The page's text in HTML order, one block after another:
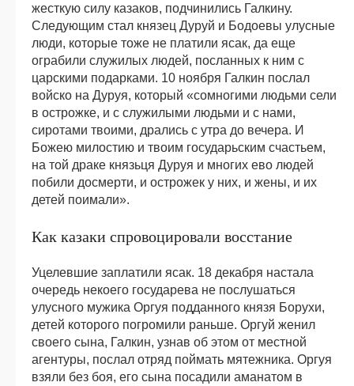
жесткую силу казаков, подчинились Галкину.
Следующим стал князец Дуруй и Бодоевы улусные
люди, которые тоже не платили ясак, да еще
ограбили служилых людей, посланных к ним с
царскими подарками. 10 ноября Галкин послал
войско на Дуруя, который «сомногими людьми сели
в острожке, и с служилыми людьми и с нами,
сиротами твоими, дрались с утра до вечера. И
Божею милостию и твоим государьским счастьем,
на той драке князьця Дуруя и многих ево людей
побили досмерти, и острожек у них, и жены, и их
детей поимали».
Как казаки спровоцировали восстание
Уцелевшие заплатили ясак. 18 декабря настала
очередь некоего государева не послушаться
улусного мужика Оргуя подданного князя Борухи,
детей которого погромили раньше. Оргуй женил
своего сына, Галкин, узнав об этом от местной
агентуры, послал отряд поймать мятежника. Оргуя
взяли без боя, его сына посадили аманатом в